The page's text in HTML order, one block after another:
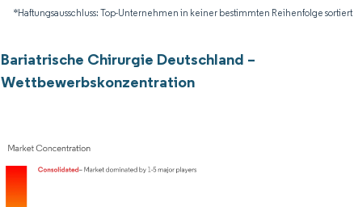
*Haftungsausschluss: Top-Unternehmen in keiner bestimmten Reihenfolge sortiert
Bariatrische Chirurgie Deutschland –
Wettbewerbskonzentration